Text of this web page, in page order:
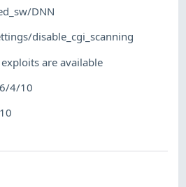
DNN
disable_cgi_scanning
are available
4/10